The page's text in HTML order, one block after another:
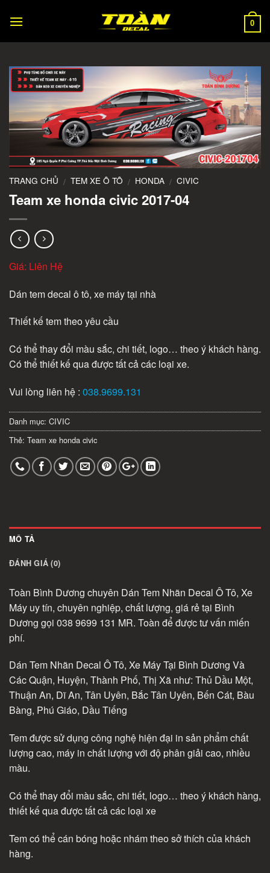
0
TRANG CHỦ / TEM XE Ô TÔ / HONDA / CIVIC
Team xe honda civic 2017-04
Giá: Liên Hệ
Dán tem decal ô tô, xe máy tại nhà
Thiết kế tem theo yêu cầu
Có thể thay đổi màu sắc, chi tiết, logo… theo ý khách hàng.
Có thể thiết kế qua được tất cả các loại xe.
Vui lòng liên hệ : 038.9699.131
Danh mục: CIVIC
Thẻ: Team xe honda civic
MÔ TẢ
ĐÁNH GIÁ (0)
Toàn Bình Dương chuyên Dán Tem Nhãn Decal Ô Tô, Xe
Máy uy tín, chuyên nghiệp, chất lượng, giá rẻ tại Bình
Dương gọi 038 9699 131 MR. Toàn để được tư vấn miến
phí.
Dán Tem Nhãn Decal Ô Tô, Xe Máy Tại Bình Dương Và
Các Quận, Huyện, Thành Phố, Thị Xã như: Thủ Dầu Một,
Thuận An, Dĩ An, Tân Uyên, Bắc Tân Uyên, Bến Cát, Bàu
Bàng, Phú Giáo, Dầu Tiếng
Tem được sử dụng công nghệ hiện đại in sản phẩm chất
lượng cao, máy in chất lượng với độ phân giải cao, nhiều
màu.
Có thể thay đổi màu sắc, chi tiết, logo… theo ý khách hàng,
thiết kế qua được tất cả các loại xe
Tem có thể cán bóng hoặc nhám theo sở thích của khách
hàng.